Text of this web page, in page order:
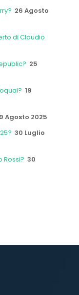
26 Agosto
di Claudio
25
19
Agosto 2025
30 Luglio
Rossi? 30